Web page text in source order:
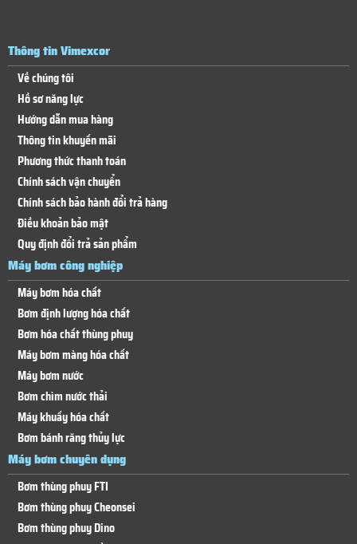
Thông tin Vimexcor
Về chúng tôi
Hồ sơ năng lực
Hướng dẫn mua hàng
Thông tin khuyến mãi
Phương thức thanh toán
Chính sách vận chuyển
Chính sách bảo hành đổi trả hàng
Điều khoản bảo mật
Quy định đổi trả sản phẩm
Máy bơm công nghiệp
Máy bơm hóa chất
Bơm định lượng hóa chất
Bơm hóa chất thùng phuy
Máy bơm màng hóa chất
Máy bơm nước
Bơm chìm nước thải
Máy khuấy hóa chất
Bơm bánh răng thủy lực
Máy bơm chuyên dụng
Bơm thùng phuy FTI
Bơm thùng phuy Cheonsei
Bơm thùng phuy Dino